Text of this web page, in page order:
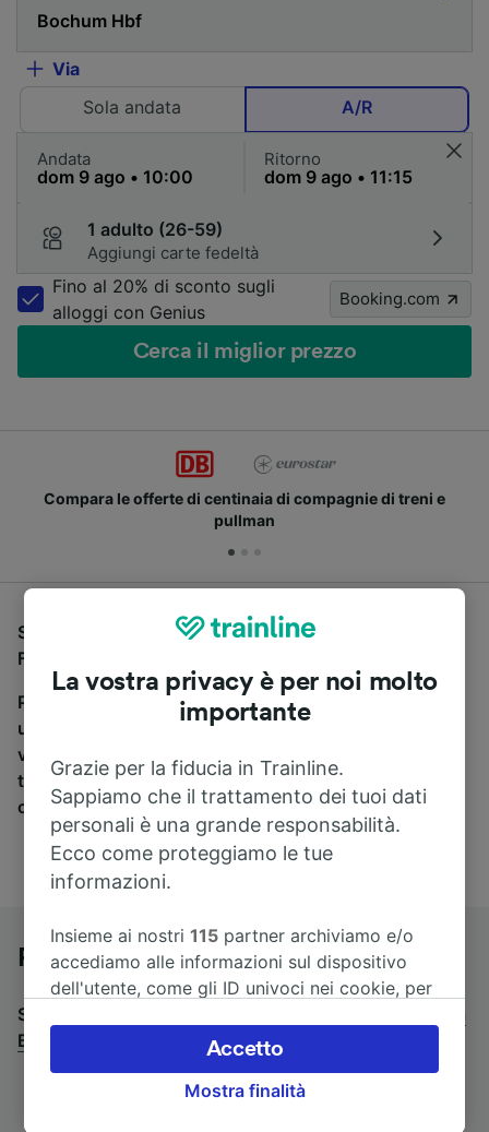
Via
Sola andata
A/R
Andata Ritorno
1 adulto (26-59)
Aggiungi carte fedeltà
Fino al 20% di sconto sugli
alloggi con Genius
Booking.com
Cerca il miglior prezzo
Compara le offerte di centinaia di compagnie di treni e
pullman
Se stai cercando un pullman per viaggiare da
Flensburg a Bochum Hbf, sei nel posto giusto.
Per trovare i biglietti dei pullman, è sufficiente avviare
una ricerca in alto, e compareremo i tempi e i costi del
viaggio in treno e in pullman. Con Trainline puoi
trovare i biglietti per viaggiare con oltre 170
compagnie ferroviarie e dei pullman.
Pullman da Flensburg a Bochum Hbf
Stai cercando un viaggio di ritorno? Vai su
Bochum Hbf a Flensburg.
La vostra privacy è per noi molto
importante
Grazie per la fiducia in Trainline.
Sappiamo che il trattamento dei tuoi dati
personali è una grande responsabilità.
Ecco come proteggiamo le tue
informazioni.
Insieme ai nostri115 partner archiviamo e/o
accediamo alle informazioni sul dispositivo
dell'utente, come gli ID univoci nei cookie, per
accettare o gestire le proprie scelte facendo
clic di seguito, tra cui il proprio diritto di
opporsi sulla base di un interesse legittimo o
Mostra finalità
Accetto